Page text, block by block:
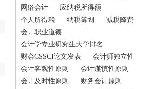
网络会计
应纳税所得额
个人所得税
纳税筹划
减税降费
会计职业道德
会计学专业研究生大学排名
财会CSSCI论文发表
会计师独立性
会计客观性原则
会计谨慎性原则
会计及时性原则
财务会计原则